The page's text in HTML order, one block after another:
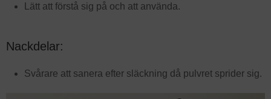
Lätt att förstå sig på och att använda.
Nackdelar:
Svårare att sanera efter släckning då pulvret sprider sig.